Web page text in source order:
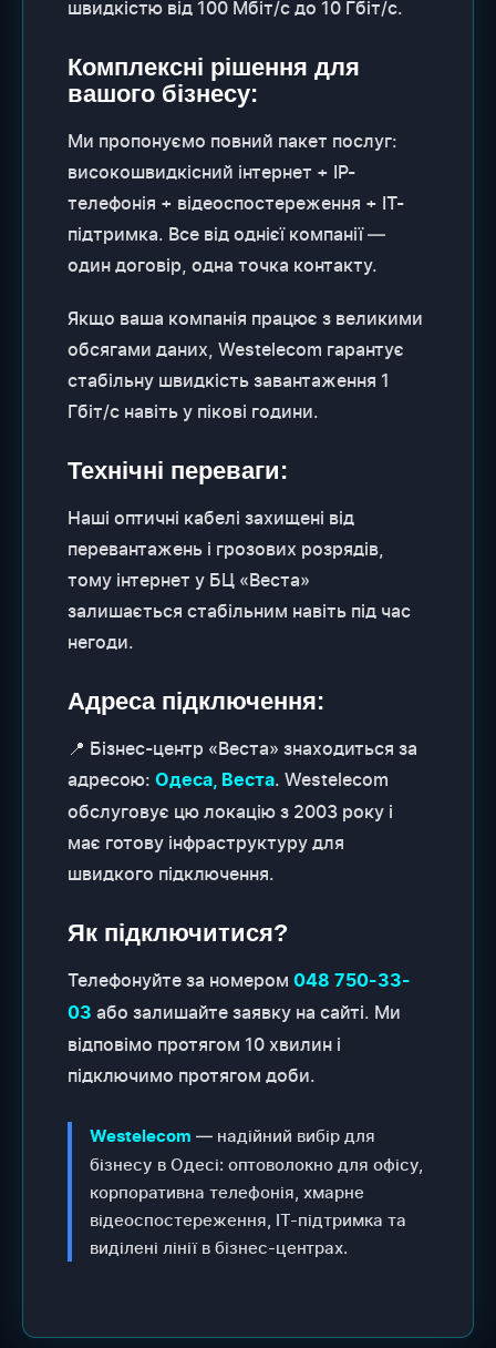
швидкістю від 100 Мбіт/с до 10 Гбіт/с.
Комплексні рішення для
вашого бізнесу:
Ми пропонуємо повний пакет послуг:
високошвидкісний інтернет + IP-
телефонія + відеоспостереження + IT-
підтримка. Все від однієї компанії —
один договір, одна точка контакту.
Якщо ваша компанія працює з великими
обсягами даних, Westelecom гарантує
стабільну швидкість завантаження 1
Гбіт/с навіть у пікові години.
Технічні переваги:
Наші оптичні кабелі захищені від
перевантажень і грозових розрядів,
тому інтернет у БЦ «Веста»
залишається стабільним навіть під час
негоди.
Адреса підключення:
📍 Бізнес-центр «Веста» знаходиться за
адресою: Одеса, Веста. Westelecom
обслуговує цю локацію з 2003 року і
має готову інфраструктуру для
швидкого підключення.
Як підключитися?
Телефонуйте за номером 048 750-33-
03 або залишайте заявку на сайті. Ми
відповімо протягом 10 хвилин і
підключимо протягом доби.
Westelecom — надійний вибір для
бізнесу в Одесі: оптоволокно для офісу,
корпоративна телефонія, хмарне
відеоспостереження, IT-підтримка та
виділені лінії в бізнес-центрах.